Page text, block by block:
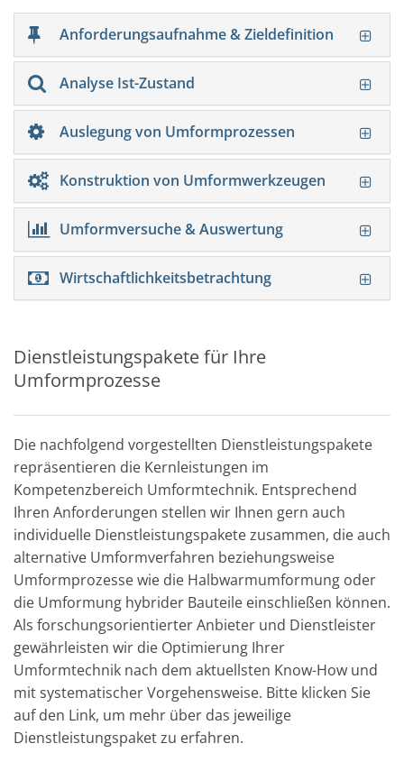
Anforderungsaufnahme & Zieldefinition
Analyse Ist-Zustand
Auslegung von Umformprozessen
Konstruktion von Umformwerkzeugen
Umformversuche & Auswertung
Wirtschaftlichkeitsbetrachtung
Dienstleistungspakete für Ihre
Umformprozesse
Die nachfolgend vorgestellten Dienstleistungspakete
repräsentieren die Kernleistungen im
Kompetenzbereich Umformtechnik. Entsprechend
Ihren Anforderungen stellen wir Ihnen gern auch
individuelle Dienstleistungspakete zusammen, die auch
alternative Umformverfahren beziehungsweise
Umformprozesse wie die Halbwarmumformung oder
die Umformung hybrider Bauteile einschließen können.
Als forschungsorientierter Anbieter und Dienstleister
gewährleisten wir die Optimierung Ihrer
Umformtechnik nach dem aktuellsten Know-How und
mit systematischer Vorgehensweise. Bitte klicken Sie
auf den Link, um mehr über das jeweilige
Dienstleistungspaket zu erfahren.